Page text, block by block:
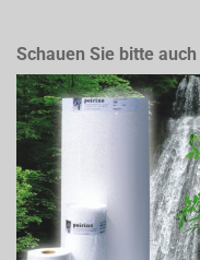
Schauen Sie bitte